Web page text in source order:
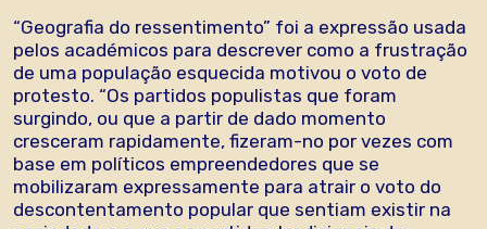
“Geografia do ressentimento” foi a expressão usada
pelos académicos para descrever como a frustração
de uma população esquecida motivou o voto de
protesto. “Os partidos populistas que foram
surgindo, ou que a partir de dado momento
cresceram rapidamente, fizeram-no por vezes com
base em políticos empreendedores que se
mobilizaram expressamente para atrair o voto do
descontentamento popular que sentiam existir na